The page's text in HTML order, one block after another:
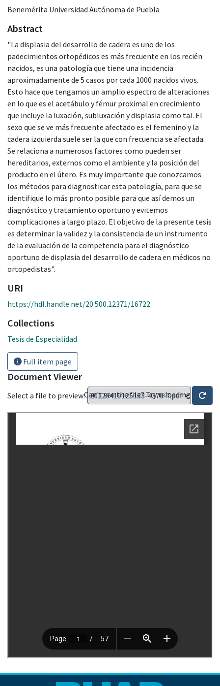
Benemérita Universidad Autónoma de Puebla
Abstract
"La displasia del desarrollo de cadera es uno de los
padecimientos ortopédicos es más frecuente en los recién
nacidos, es una patología que tiene una incidencia
aproximadamente de 5 casos por cada 1000 nacidos vivos.
Esto hace que tengamos un amplio espectro de alteraciones
en lo que es el acetábulo y fémur proximal en crecimiento
que incluye la luxación, subluxación y displasia como tal. El
sexo que se ve más frecuente afectado es el femenino y la
cadera izquierda suele ser la que con frecuencia se afectada.
Se relaciona a numerosos factores como pueden ser
hereditarios, externos como el ambiente y la posición del
producto en el útero. Es muy importante que conozcamos
los métodos para diagnosticar esta patología, para que se
identifique lo más pronto posible para que así demos un
diagnóstico y tratamiento oportuno y evitemos
complicaciones a largo plazo. El objetivo de la presente tesis
es determinar la validez y la consistencia de un instrumento
de la evaluación de la competencia para el diagnóstico
oportuno de displasia del desarrollo de cadera en médicos no
ortopedistas".
URI
https://hdl.handle.net/20.500.12371/16722
Collections
Tesis de Especialidad
Full item page
Document Viewer
Select a file to preview:Can't see the file? Try reloading